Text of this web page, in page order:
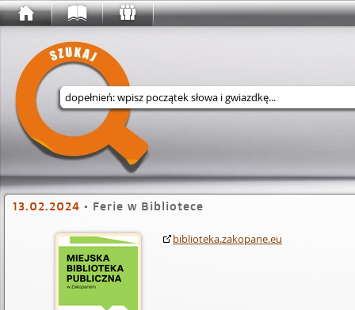
Wyszukaj w serwisie
13.02.2024 • Ferie w Bibliotece
biblioteka.zakopane.eu